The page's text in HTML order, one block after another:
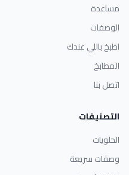
مساعدة
الوصفات
اطبخ باللي عندك
المطابخ
اتصل بنا
التصنيفات
الحلويات
وصفات سريعة